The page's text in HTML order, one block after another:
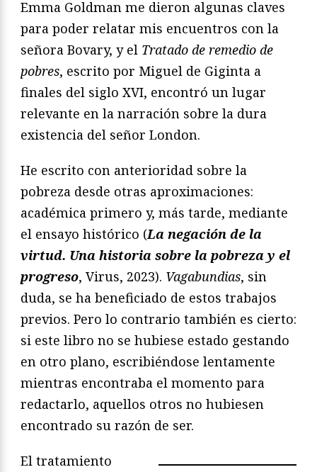
Emma Goldman me dieron algunas claves
para poder relatar mis encuentros con la
señora Bovary, y el Tratado de remedio de
pobres, escrito por Miguel de Giginta a
finales del siglo XVI, encontró un lugar
relevante en la narración sobre la dura
existencia del señor London.
He escrito con anterioridad sobre la
pobreza desde otras aproximaciones:
académica primero y, más tarde, mediante
el ensayo histórico (La negación de la
virtud. Una historia sobre la pobreza y el
progreso, Virus, 2023). Vagabundias, sin
duda, se ha beneficiado de estos trabajos
previos. Pero lo contrario también es cierto:
si este libro no se hubiese estado gestando
en otro plano, escribiéndose lentamente
mientras encontraba el momento para
redactarlo, aquellos otros no hubiesen
encontrado su razón de ser.
El tratamiento